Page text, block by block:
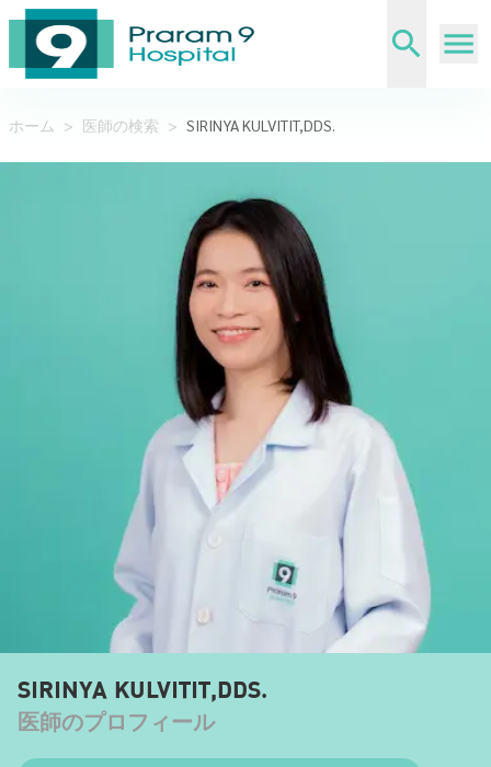
ホーム > 医師の検索 > SIRINYA KULVITIT,DDS.
SIRINYA KULVITIT,DDS.
医師のプロフィール